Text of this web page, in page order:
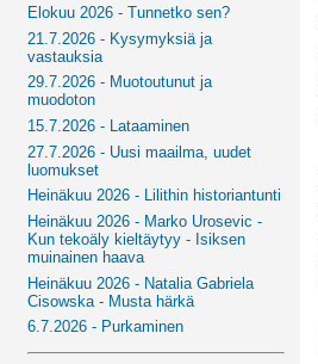
Elokuu 2026 - Tunnetko sen?
21.7.2026 - Kysymyksiä ja
vastauksia
29.7.2026 - Muotoutunut ja
muodoton
15.7.2026 - Lataaminen
27.7.2026 - Uusi maailma, uudet
luomukset
Heinäkuu 2026 - Lilithin historiantunti
Heinäkuu 2026 - Marko Urosevic -
Kun tekoäly kieltäytyy - Isiksen
muinainen haava
Heinäkuu 2026 - Natalia Gabriela
Cisowska - Musta härkä
6.7.2026 - Purkaminen